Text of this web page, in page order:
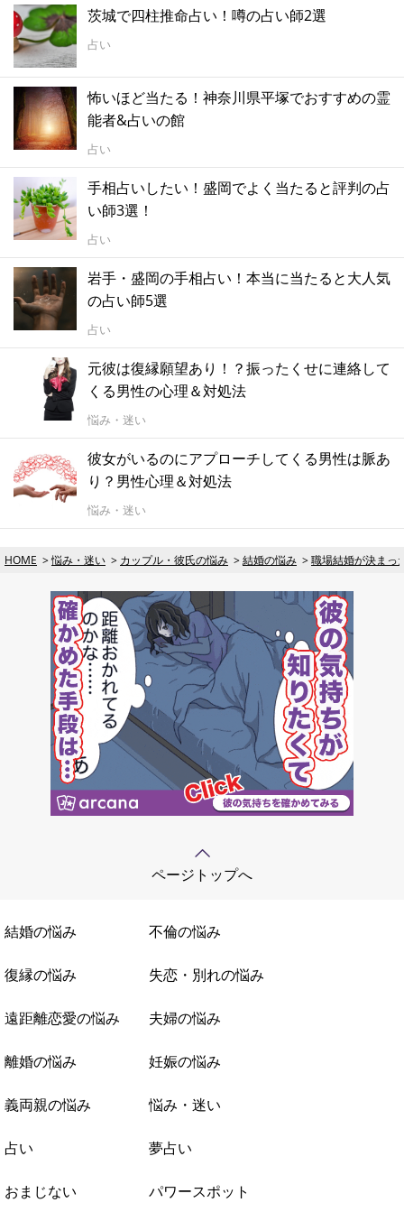
茨城で四柱推命占い！噂の占い師2選
占い
怖いほど当たる！神奈川県平塚でおすすめの霊
能者&占いの館
占い
手相占いしたい！盛岡でよく当たると評判の占
い師3選！
占い
岩手・盛岡の手相占い！本当に当たると大人気
の占い師5選
占い
元彼は復縁願望あり！？振ったくせに連絡して
くる男性の心理＆対処法
悩み・迷い
彼女がいるのにアプローチしてくる男性は脈あ
り？男性心理＆対処法
悩み・迷い
HOME 悩み・迷い カップル・彼氏の悩み 結婚の悩み 職場結婚が決まっ
ページトップへ
結婚の悩み 不倫の悩み
復縁の悩み 失恋・別れの悩み
遠距離恋愛の悩み 夫婦の悩み
離婚の悩み 妊娠の悩み
義両親の悩み 悩み・迷い
占い 夢占い
おまじない パワースポット